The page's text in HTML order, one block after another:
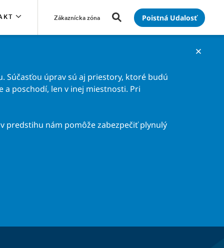
Zákaznícka zóna Poistná Udalosť
Súčasťou úprav sú aj priestory, ktoré budú
a poschodí, len v inej miestnosti. Pri
predstihu nám pomôže zabezpečiť plynulý